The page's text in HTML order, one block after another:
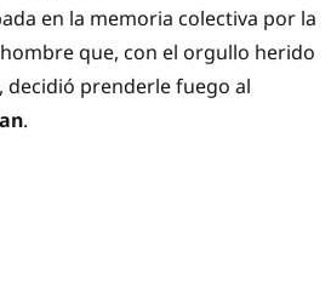
en la memoria colectiva por la
que, con el orgullo herido
decidió prenderle fuego al
.